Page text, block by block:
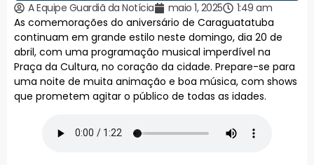
A Equipe Guardiã da Notícia maio 1, 2025
1:49 am
As comemorações do aniversário de Caraguatatuba
continuam em grande estilo neste domingo, dia 20 de
abril, com uma programação musical imperdível na
Praça da Cultura, no coração da cidade. Prepare-se para
uma noite de muita animação e boa música, com shows
que prometem agitar o público de todas as idades.